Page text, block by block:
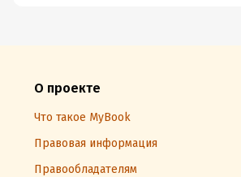
О проекте
Что такое MyBook
Правовая информация
Правообладателям